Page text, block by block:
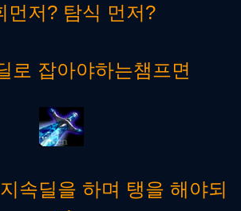
먼저? 탐식 먼저?
로 잡아야하는챔프면
속딜을 하며 탱을 해야되